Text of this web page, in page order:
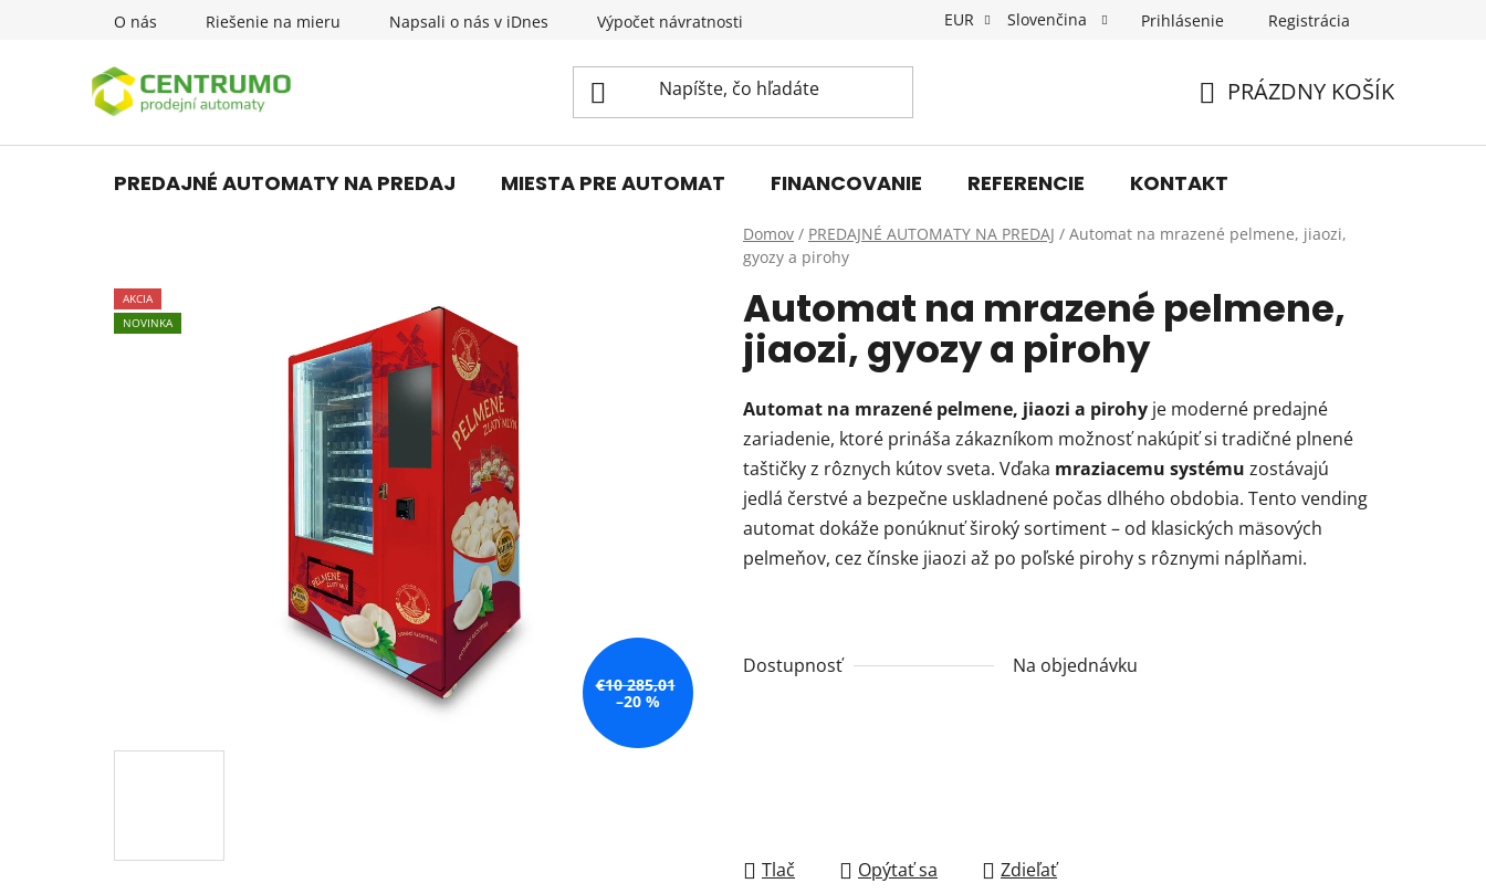
O nás Riešenie na mieru Napsali o nás v iDnes Výpočet návratnosti KONTAKT Obchodné podmienky Podmienky ochrany osobných
EUR Slovenčina Prihlásenie Registrácia
KOŠÍK
PRÁZDNY KOŠÍK
PREDAJNÉ AUTOMATY NA PREDAJ MIESTA PRE AUTOMAT FINANCOVANIE REFERENCIE KONTAKT
Domov / PREDAJNÉ AUTOMATY NA PREDAJ / Automat na mrazené pelmene, jiaozi,
gyozy a pirohy
Automat na mrazené pelmene,
jiaozi, gyozy a pirohy
Automat na mrazené pelmene, jiaozi a pirohy je moderné predajné
zariadenie, ktoré prináša zákazníkom možnosť nakúpiť si tradičné plnené
taštičky z rôznych kútov sveta. Vďaka mraziacemu systému zostávajú
jedlá čerstvé a bezpečne uskladnené počas dlhého obdobia. Tento vending
automat dokáže ponúknuť široký sortiment – od klasických mäsových
pelmeňov, cez čínske jiaozi až po poľské pirohy s rôznymi náplňami.
Dostupnosť Na objednávku
Tlač Opýtať sa Zdieľať
AKCIA
NOVINKA
€10 285,01
–20 %